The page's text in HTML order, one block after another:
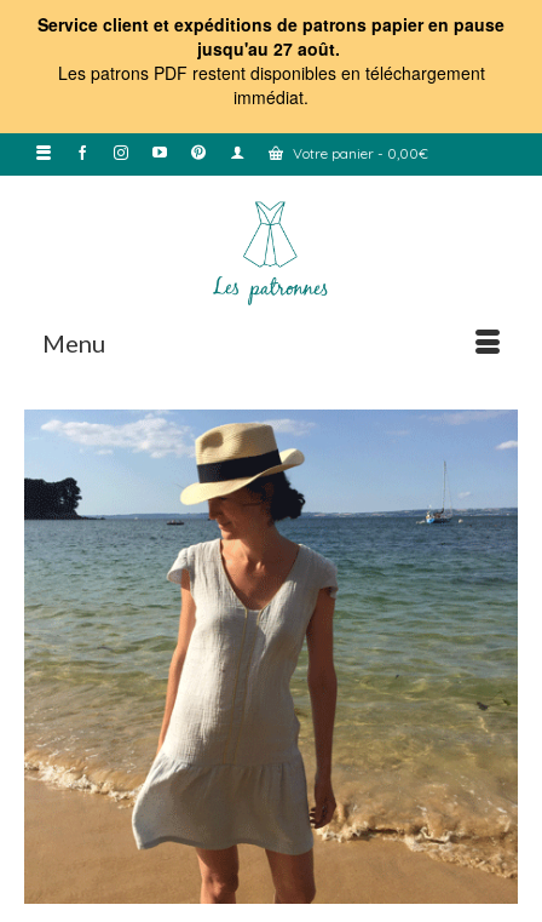
Service client et expéditions de patrons papier en pause
jusqu'au 27 août.
Les patrons PDF restent disponibles en téléchargement
immédiat.
Votre panier - 0,00€
Menu